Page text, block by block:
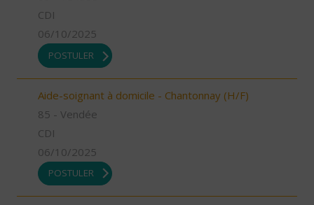
CDI
06/10/2025
POSTULER
Aide-soignant à domicile - Chantonnay (H/F)
85 - Vendée
CDI
06/10/2025
POSTULER